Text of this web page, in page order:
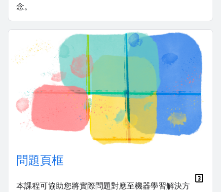
念。
問題頁框
本課程可協助您將實際問題對應至機器學習解決方